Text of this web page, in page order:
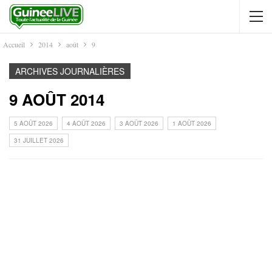
Accueil 2014 août 9
ARCHIVES JOURNALIÈRES
9 AOÛT 2014
5 AOÛT 2026 4 AOÛT 2026 3 AOÛT 2026
1 AOÛT 2026
31 JUILLET 2026